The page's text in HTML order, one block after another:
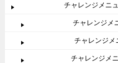
チャレンジメニ
チャレンジメ
チャレンジメ
チャレンジメ